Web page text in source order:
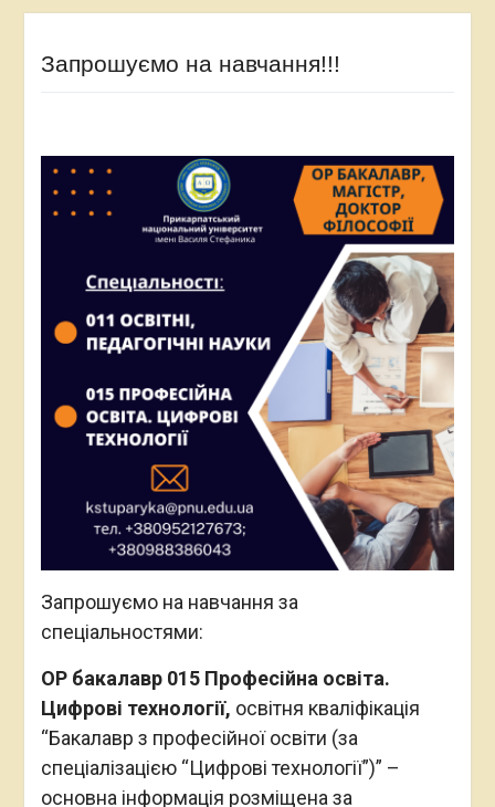
Запрошуємо на навчання!!!
Запрошуємо на навчання за
спеціальностями:
ОР бакалавр 015 Професійна освіта.
Цифрові технології, освітня кваліфікація
“Бакалавр з професійної освіти (за
спеціалізацією “Цифрові технології”)” –
основна інформація розміщена за